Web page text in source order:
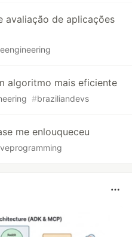
avaliação de aplicações
algoritmo mais eficiente
#braziliandevs
me enlouqueceu